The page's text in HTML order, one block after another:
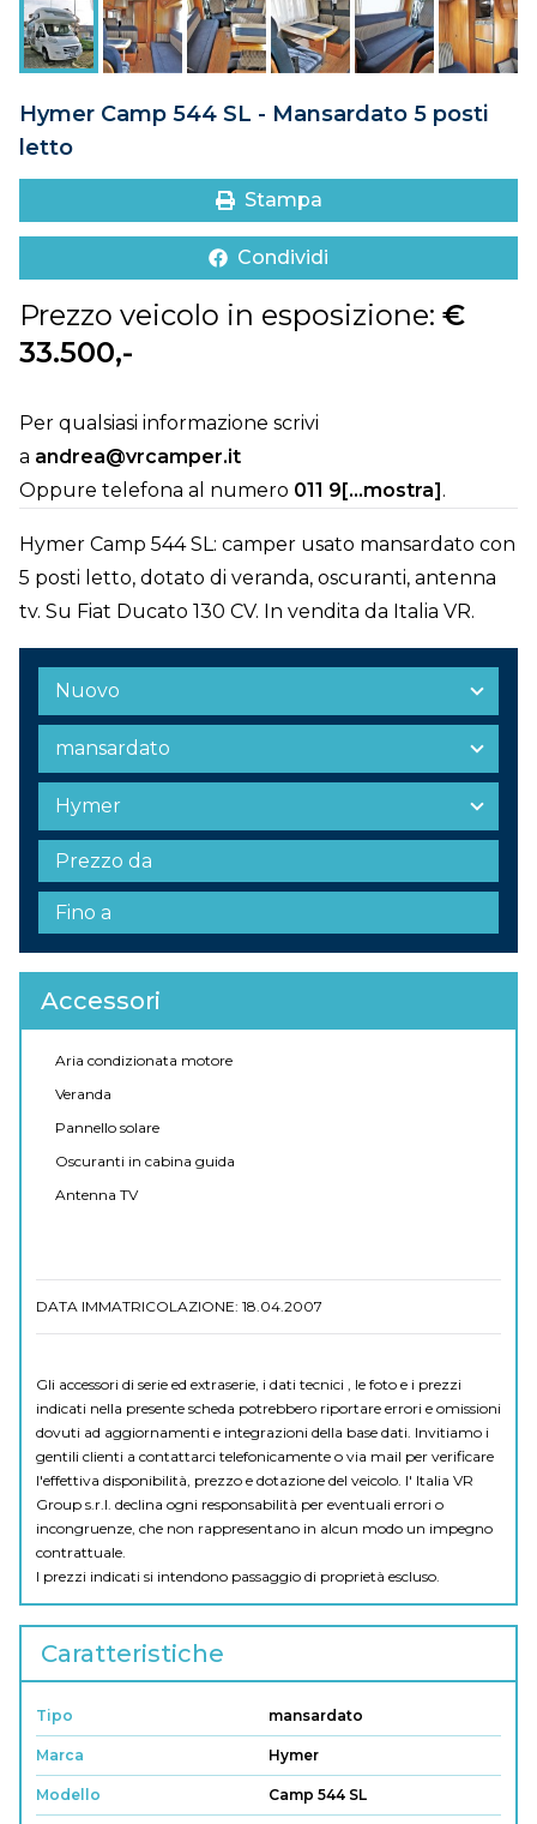
DOVE SIAMO
CONTATTI
Hymer Camp 544 SL - Mansardato 5 posti
letto
Stampa
Condividi
Prezzo veicolo in esposizione: €
33.500,-
Per qualsiasi informazione scrivi
a andrea@vrcamper.it
Oppure telefona al numero 011 9[...mostra].
Hymer Camp 544 SL: camper usato mansardato con
5 posti letto, dotato di veranda, oscuranti, antenna
tv. Su Fiat Ducato 130 CV. In vendita da Italia VR.
Accessori
Aria condizionata motore
Veranda
Pannello solare
Oscuranti in cabina guida
Antenna TV
DATA IMMATRICOLAZIONE: 18.04.2007
Gli accessori di serie ed extraserie, i dati tecnici , le foto e i prezzi
indicati nella presente scheda potrebbero riportare errori e omissioni
dovuti ad aggiornamenti e integrazioni della base dati. Invitiamo i
gentili clienti a contattarci telefonicamente o via mail per verificare
l'effettiva disponibilità, prezzo e dotazione del veicolo. I' Italia VR
Group s.r.l. declina ogni responsabilità per eventuali errori o
incongruenze, che non rappresentano in alcun modo un impegno
contrattuale.
I prezzi indicati si intendono passaggio di proprietà escluso.
Caratteristiche
Tipo mansardato
Marca Hymer
Modello Camp 544 SL